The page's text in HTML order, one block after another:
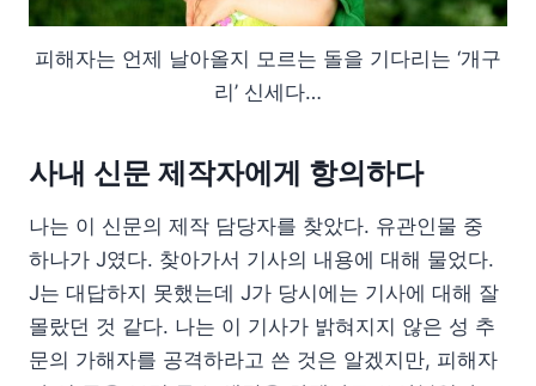
피해자는 언제 날아올지 모르는 돌을 기다리는 ‘개구
리’ 신세다…
사내 신문 제작자에게 항의하다
나는 이 신문의 제작 담당자를 찾았다. 유관인물 중
하나가 J였다. 찾아가서 기사의 내용에 대해 물었다.
J는 대답하지 못했는데 J가 당시에는 기사에 대해 잘
몰랐던 것 같다. 나는 이 기사가 밝혀지지 않은 성 추
문의 가해자를 공격하라고 쓴 것은 알겠지만, 피해자